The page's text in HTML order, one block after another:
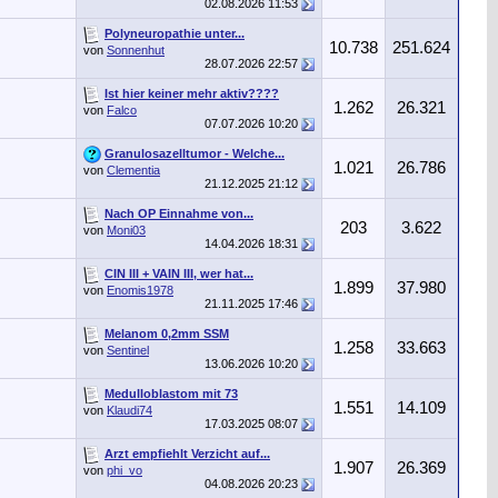
02.08.2026 11:53
Polyneuropathie unter...
von Sonnenhut
28.07.2026 22:57
10.738 251.624
Ist hier keiner mehr aktiv????
von Falco
07.07.2026 10:20
1.262 26.321
Granulosazelltumor - Welche...
von Clementia
21.12.2025 21:12
1.021 26.786
Nach OP Einnahme von...
von Moni03
14.04.2026 18:31
203 3.622
CIN III + VAIN III, wer hat...
von Enomis1978
21.11.2025 17:46
1.899 37.980
Melanom 0,2mm SSM
von Sentinel
13.06.2026 10:20
1.258 33.663
Medulloblastom mit 73
von Klaudi74
17.03.2025 08:07
1.551 14.109
Arzt empfiehlt Verzicht auf...
von phi_vo
04.08.2026 20:23
1.907 26.369